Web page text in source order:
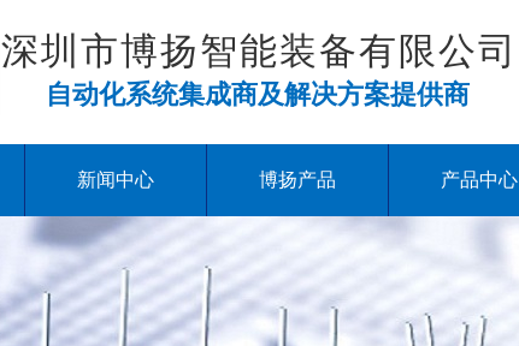
深圳市博扬智能装备有限公司
自动化系统集成商及解决方案提供商
新闻中心 博扬产品 产品中心